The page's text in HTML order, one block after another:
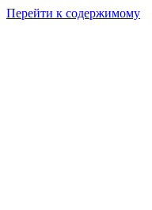
Перейти к содержимому